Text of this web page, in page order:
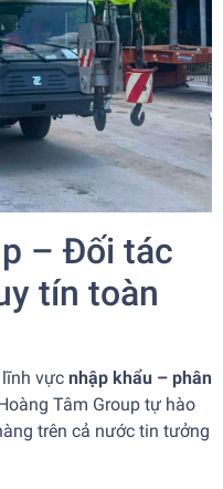
– Đối tác
tín toàn
vực nhập khẩu – phân
Tâm Group tự hào
trên cả nước tin tưởng